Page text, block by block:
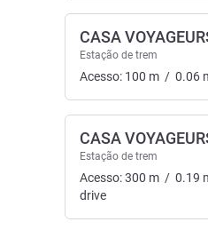
CASA
Estação de trem
Acesso: 100 m / 0.06
CASA
Estação de trem
Acesso:300 m / 0.19
drive